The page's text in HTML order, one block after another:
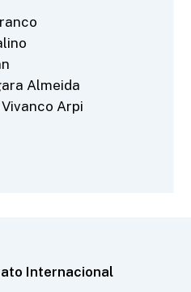
Almeida
Arpi
Internacional